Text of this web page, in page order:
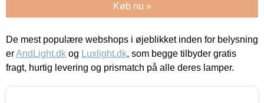
Køb nu »
De mest populære webshops i øjeblikket inden for belysning
erAndLight.dk og Luxlight.dk, som begge tilbyder gratis
fragt, hurtig levering og prismatch på alle deres lamper.